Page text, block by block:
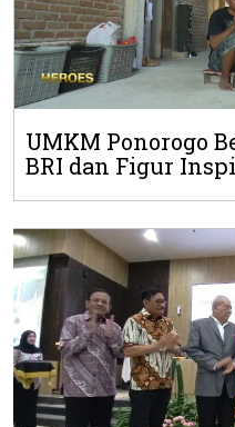
UMKM Ponorogo
BRI dan Figur